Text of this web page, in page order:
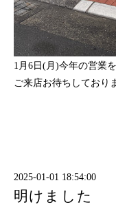
1月6日(月)今年の営業
ご来店お待ちしており
2025-01-01 18:54:00
明けました